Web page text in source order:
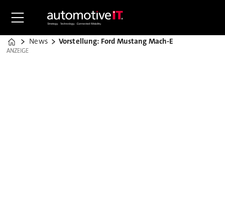
Home
News Vorstellung: Ford Mustang Mach-E
ANZEIGE
ANZEIGE